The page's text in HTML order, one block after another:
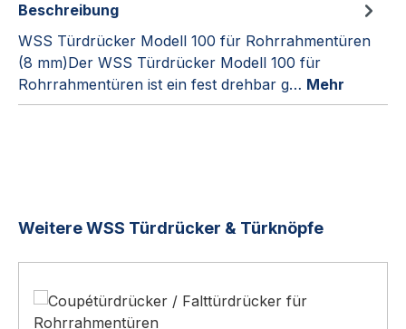
Beschreibung
WSS Türdrücker Modell 100 für Rohrrahmentüren
(8 mm)Der WSS Türdrücker Modell 100 für
Rohrrahmentüren ist ein fest drehbar g… Mehr
Produktgalerie überspringen
Weitere WSS Türdrücker & Türknöpfe